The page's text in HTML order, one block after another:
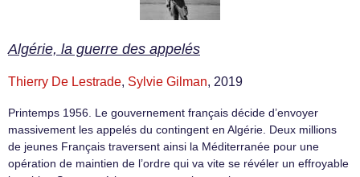
Algérie, la guerre des appelés
Thierry De Lestrade, Sylvie Gilman, 2019
Printemps 1956. Le gouvernement français décide d’envoyer
massivement les appelés du contingent en Algérie. Deux millions
de jeunes Français traversent ainsi la Méditerranée pour une
opération de maintien de l’ordre qui va vite se révéler un effroyable